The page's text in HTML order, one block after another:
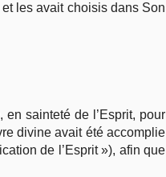
les avait choisis dans Son
sainteté de l’Esprit, pour
divine avait été accomplie
de l’Esprit »), afin que